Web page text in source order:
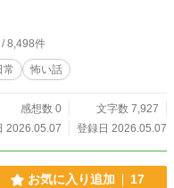
/ 8,498件
常 怖い話
感想数 0
文字数 7,927
2026.05.07
登録日 2026.05.07
お気に入り追加 17